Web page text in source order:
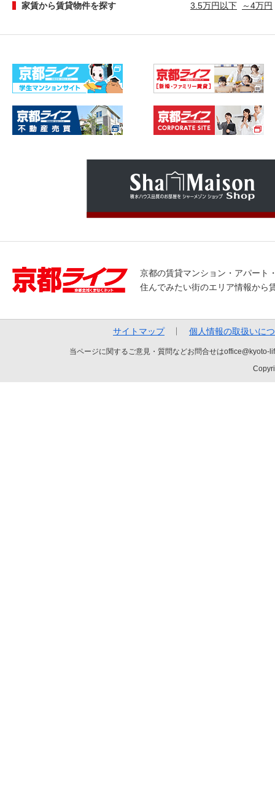
家賃から賃貸物件を探す 3.5万円以下 ～4万円
京都の賃貸マンション・アパート
住んでみたい街のエリア情報から
サイトマップ 個人情報の取扱いに
当ページに関するご意見・質問などお問合せは